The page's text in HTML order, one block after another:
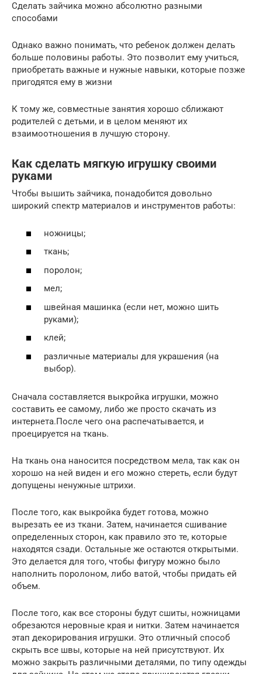
Сделать зайчика можно абсолютно разными
способами
Однако важно понимать, что ребенок должен делать
больше половины работы. Это позволит ему учиться,
приобретать важные и нужные навыки, которые позже
пригодятся ему в жизни
К тому же, совместные занятия хорошо сближают
родителей с детьми, и в целом меняют их
взаимоотношения в лучшую сторону.
Как сделать мягкую игрушку своими
руками
Чтобы вышить зайчика, понадобится довольно
широкий спектр материалов и инструментов работы:
ножницы;
ткань;
поролон;
мел;
швейная машинка (если нет, можно шить
руками);
клей;
различные материалы для украшения (на
выбор).
Сначала составляется выкройка игрушки, можно
составить ее самому, либо же просто скачать из
интернета.После чего она распечатывается, и
проецируется на ткань.
На ткань она наносится посредством мела, так как он
хорошо на ней виден и его можно стереть, если будут
допущены ненужные штрихи.
После того, как выкройка будет готова, можно
вырезать ее из ткани. Затем, начинается сшивание
определенных сторон, как правило это те, которые
находятся сзади. Остальные же остаются открытыми.
Это делается для того, чтобы фигуру можно было
наполнить поролоном, либо ватой, чтобы придать ей
объем.
После того, как все стороны будут сшиты, ножницами
обрезаются неровные края и нитки. Затем начинается
этап декорирования игрушки. Это отличный способ
скрыть все швы, которые на ней присутствуют. Их
можно закрыть различными деталями, по типу одежды